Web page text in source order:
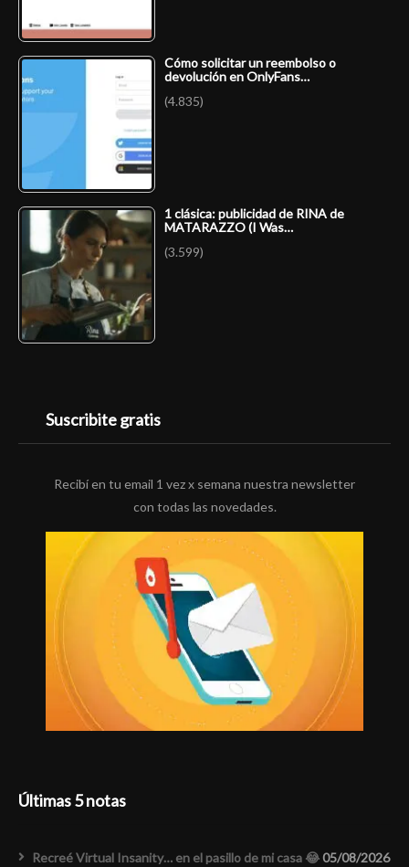
Cómo solicitar un reembolso o
devolución en OnlyFans…
(4.835)
1 clásica: publicidad de RINA de
MATARAZZO (I Was…
(3.599)
Suscribite gratis
Recibí en tu email 1 vez x semana nuestra newsletter
con todas las novedades.
Últimas 5 notas
Recreé Virtual Insanity… en el pasillo de mi casa 😂05/08/2026